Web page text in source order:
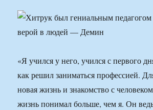
«Я учился у него, учился с первого
как решил заниматься профессией.
новая жизнь и знакомство с
жизнь понимал больше, чем я. Он